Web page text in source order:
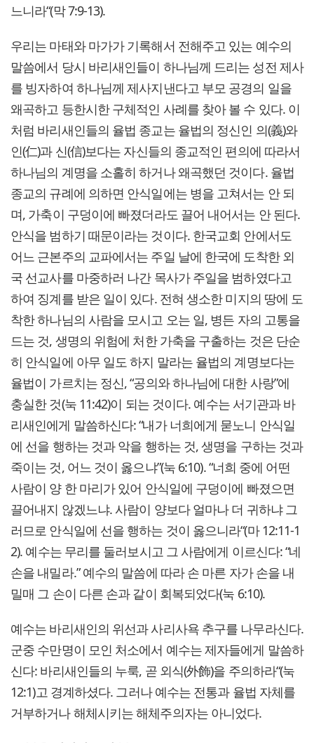
느니라“(막 7:9-13).
우리는 마태와 마가가 기록해서 전해주고 있는 예수의
말씀에서 당시 바리새인들이 하나님께 드리는 성전 제사
를 빙자하여 하나님께 제사지낸다고 부모 공경의 일을
왜곡하고 등한시한 구체적인 사례를 찾아 볼 수 있다. 이
처럼 바리새인들의 율법 종교는 율법의 정신인 의(義)와
인(仁)과 신(信)보다는 자신들의 종교적인 편의에 따라서
하나님의 계명을 소홀히 하거나 왜곡했던 것이다. 율법
종교의 규례에 의하면 안식일에는 병을 고쳐서는 안 되
며, 가축이 구덩이에 빠졌더라도 끌어 내어서는 안 된다.
안식을 범하기 때문이라는 것이다. 한국교회 안에서도
어느 근본주의 교파에서는 주일 날에 한국에 도착한 외
국 선교사를 마중하러 나간 목사가 주일을 범하였다고
하여 징계를 받은 일이 있다. 전혀 생소한 미지의 땅에 도
착한 하나님의 사람을 모시고 오는 일, 병든 자의 고통을
드는 것, 생명의 위험에 처한 가축을 구출하는 것은 단순
히 안식일에 아무 일도 하지 말라는 율법의 계명보다는
율법이 가르치는 정신, “공의와 하나님에 대한 사랑”에
충실한 것(눅 11:42)이 되는 것이다. 예수는 서기관과 바
리새인에게 말씀하신다: “내가 너희에게 묻노니 안식일
에 선을 행하는 것과 악을 행하는 것, 생명을 구하는 것과
죽이는 것, 어느 것이 옳으냐”(눅 6:10). “너희 중에 어떤
사람이 양 한 마리가 있어 안식일에 구덩이에 빠졌으면
끌어내지 않겠느냐. 사람이 양보다 얼마나 더 귀하냐 그
러므로 안식일에 선을 행하는 것이 옳으니라“(마 12:11-1
2). 예수는 무리를 둘러보시고 그 사람에게 이르신다: “네
손을 내밀라.” 예수의 말씀에 따라 손 마른 자가 손을 내
밀매 그 손이 다른 손과 같이 회복되었다(눅 6:10).
예수는 바리새인의 위선과 사리사욕 추구를 나무라신다.
군중 수만명이 모인 처소에서 예수는 제자들에게 말씀하
신다: 바리새인들의 누룩, 곧 외식(外飾)을 주의하라“(눅
12:1)고 경계하셨다. 그러나 예수는 전통과 율법 자체를
거부하거나 해체시키는 해체주의자는 아니었다.